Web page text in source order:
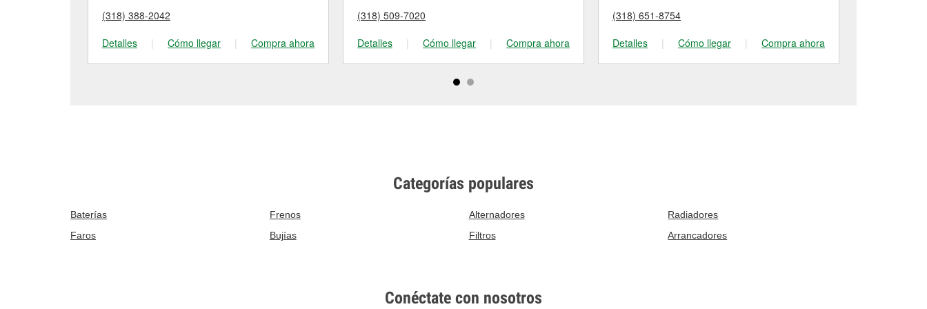
(318) 388-2042
Detalles
| Cómo llegar | Compra ahora
(318) 509-7020
Detalles
| Cómo llegar | Compra ahora
(318) 651-8754
Detalles
| Cómo llegar | Compra ahora
Categorías populares
Baterías Frenos Alternadores
Radiadores
Faros
Bujías Filtros Arrancadores
Conéctate con nosotros